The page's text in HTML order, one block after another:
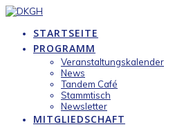
Zum
springenSTARTSEITE
PROGRAMM
Veranstaltungskalender
News
Tandem Café
Stammtisch
Newsletter
MITGLIEDSCHAFT